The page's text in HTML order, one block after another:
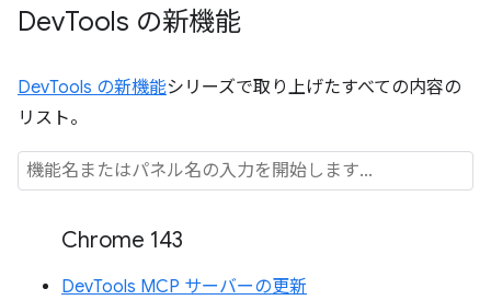
DevTools の新機能
DevTools の新機能シリーズで取り上げたすべての内容の
リスト。
Chrome 143
DevTools MCP サーバーの更新